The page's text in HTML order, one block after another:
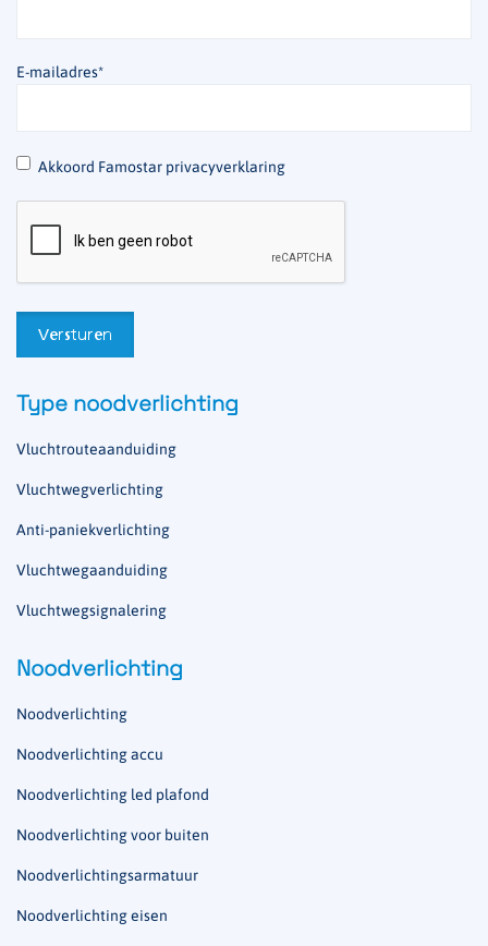
E-mailadres*
* Akkoord Famostar privacyverklaring
Type noodverlichting
Vluchtrouteaanduiding
Vluchtwegverlichting
Anti-paniekverlichting
Vluchtwegaanduiding
Vluchtwegsignalering
Noodverlichting
Noodverlichting
Noodverlichting accu
Noodverlichting led plafond
Noodverlichting voor buiten
Noodverlichtingsarmatuur
Noodverlichting eisen